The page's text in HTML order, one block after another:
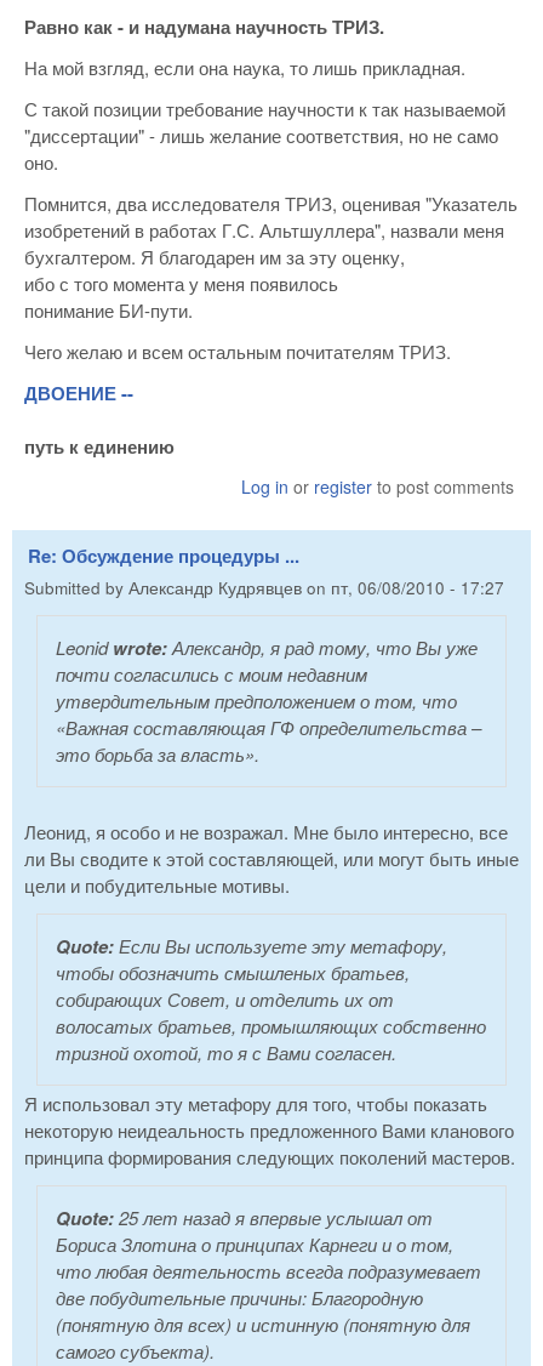
Равно как - и надумана научность ТРИЗ.
На мой взгляд, если она наука, то лишь прикладная.
С такой позиции требование научности к так называемой
"диссертации" - лишь желание соответствия, но не само
оно.
Помнится, два исследователя ТРИЗ, оценивая "Указатель
изобретений в работах Г.С. Альтшуллера", назвали меня
бухгалтером. Я благодарен им за эту оценку,
ибо с того момента у меня появилось
понимание БИ-пути.
Чего желаю и всем остальным почитателям ТРИЗ.
ДВОЕНИЕ --
путь к единению
Log in or register to post comments
Re: Обсуждение процедуры ...
Submitted by Александр Кудрявцев on пт, 06/08/2010 - 17:27
Leonidwrote:Александр, я рад тому, что Вы уже
почти согласились с моим недавним
утвердительным предположением о том, что
«Важная составляющая ГФ определительства –
это борьба за власть».
Леонид, я особо и не возражал. Мне было интересно, все
ли Вы сводите к этой составляющей, или могут быть иные
цели и побудительные мотивы.
Quote:Если Вы используете эту метафору,
чтобы обозначить смышленых братьев,
собирающих Совет, и отделить их от
волосатых братьев, промышляющих собственно
тризной охотой, то я с Вами согласен.
Я использовал эту метафору для того, чтобы показать
некоторую неидеальность предложенного Вами кланового
принципа формирования следующих поколений мастеров.
Quote:25 лет назад я впервые услышал от
Бориса Злотина о принципах Карнеги и о том,
что любая деятельность всегда подразумевает
две побудительные причины: Благородную
(понятную для всех) и истинную (понятную для
самого субъекта).